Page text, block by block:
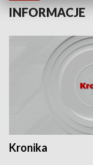
INFORMACJE
Kronika